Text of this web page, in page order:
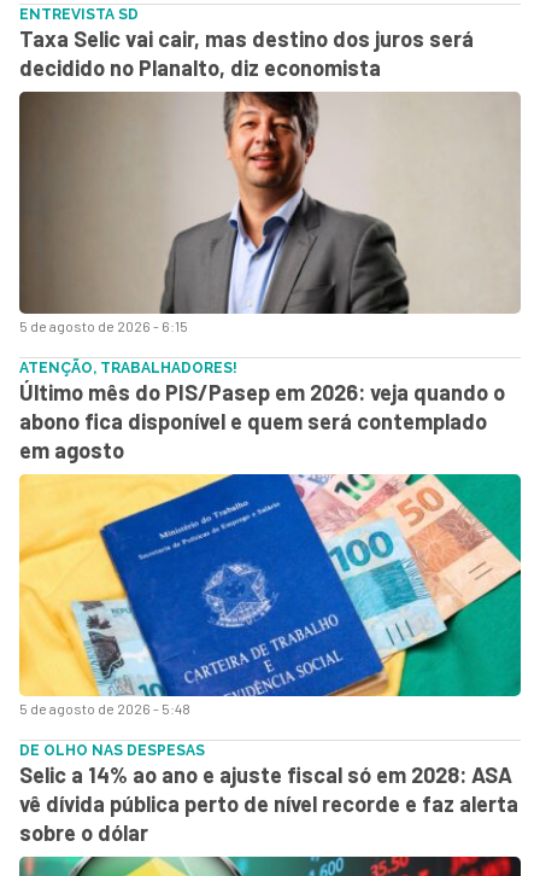
5 de agosto de 2026 - 6:15
ENTREVISTA SD
Taxa Selic vai cair, mas destino dos juros será
decidido no Planalto, diz economista
5 de agosto de 2026 - 5:48
ATENÇÃO, TRABALHADORES!
Último mês do PIS/Pasep em 2026: veja quando o
abono fica disponível e quem será contemplado
em agosto
DE OLHO NAS DESPESAS
Selic a 14% ao ano e ajuste fiscal só em 2028: ASA
vê dívida pública perto de nível recorde e faz alerta
sobre o dólar